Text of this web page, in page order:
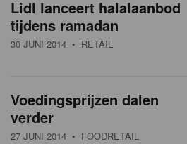
w
s
v
e
Lidl lanceert halalaanbod
tijdens ramadan
30 JUNI 2014 • RETAIL
Voedingsprijzen dalen
verder
27 JUNI 2014 • FOODRETAIL
t
i